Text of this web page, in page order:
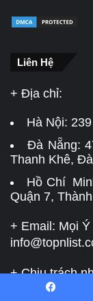
Liên Hệ
+ Địa chỉ:
Hà Nội:
Đà Nẵng:
Thanh Khê,
Hồ Chí
Quận 7,
+ Email: Mọi
+ Chịu trách